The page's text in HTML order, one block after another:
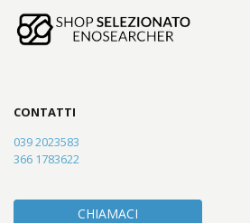
CONTATTI
039 2023583
366 1783622
CHIAMACI